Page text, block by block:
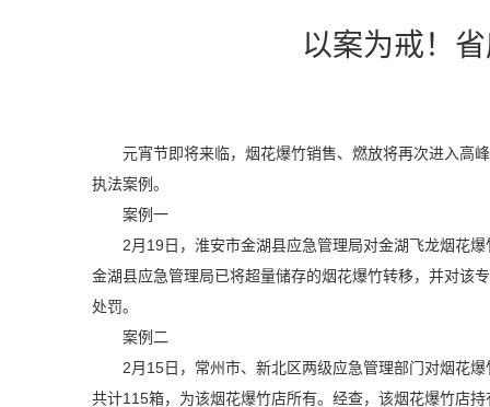
以案为戒！
元宵节即将来临，烟花爆竹销售、燃放将再次进入高
执法案例。
案例一
2月19日，淮安市金湖县应急管理局对金湖飞龙烟花
金湖县应急管理局已将超量储存的烟花爆竹转移，并对该
处罚。
案例二
2月15日，常州市、新北区两级应急管理部门对烟花
共计115箱，为该烟花爆竹店所有。经查，该烟花爆竹店